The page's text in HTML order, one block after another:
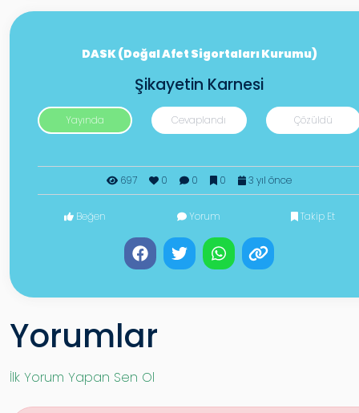
DASK (Doğal Afet Sigortaları Kurumu)
Şikayetin Karnesi
Yayında Cevaplandı Çözüldü
697 0 0 0 3 yıl önce
Beğen Yorum Takip Et
Yorumlar
İlk Yorum Yapan Sen Ol